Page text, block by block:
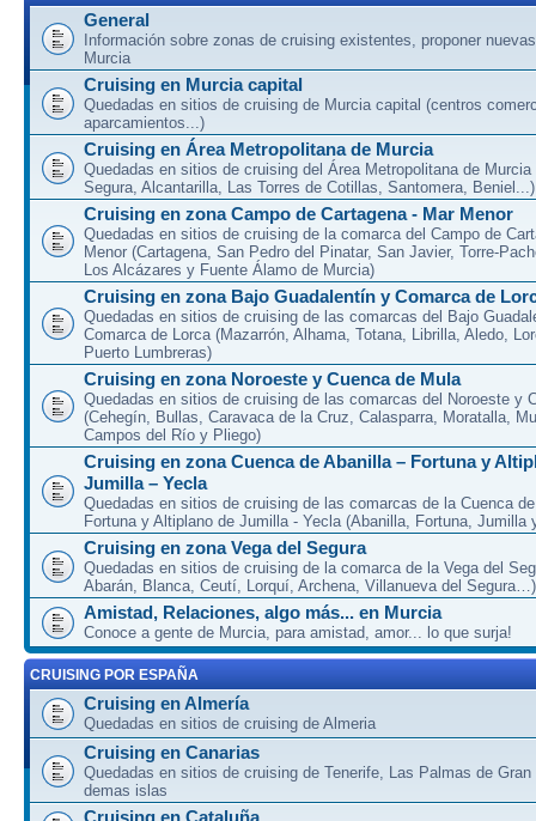
General
Información sobre zonas de cruising existentes, proponer
Murcia
Cruising en Murcia capital
Quedadas en sitios de cruising de Murcia capital (centros
aparcamientos...)
Cruising en Área Metropolitana de Murcia
Quedadas en sitios de cruising del Área Metropolitana de Murcia
Segura, Alcantarilla, Las Torres de Cotillas, Santomera, Beniel...)
Cruising en zona Campo de Cartagena - Mar Menor
Quedadas en sitios de cruising de la comarca del Campo de
Menor (Cartagena, San Pedro del Pinatar, San Javier, Torre-
Los Alcázares y Fuente Álamo de Murcia)
Cruising en zona Bajo Guadalentín y Comarca de
Quedadas en sitios de cruising de las comarcas del Bajo
Comarca de Lorca (Mazarrón, Alhama, Totana, Librilla, Aledo,
Puerto Lumbreras)
Cruising en zona Noroeste y Cuenca de Mula
Quedadas en sitios de cruising de las comarcas del Noroeste y
(Cehegín, Bullas, Caravaca de la Cruz, Calasparra, Moratalla,
Campos del Río y Pliego)
Cruising en zona Cuenca de Abanilla – Fortuna y
Jumilla – Yecla
Quedadas en sitios de cruising de las comarcas de la Cuenca
Fortuna y Altiplano de Jumilla - Yecla (Abanilla, Fortuna, Jumilla
Cruising en zona Vega del Segura
Quedadas en sitios de cruising de la comarca de la Vega del
Abarán, Blanca, Ceutí, Lorquí, Archena, Villanueva del Segura…)
Amistad, Relaciones, algo más... en Murcia
Conoce a gente de Murcia, para amistad, amor... lo que surja!
CRUISING POR ESPAÑA
Cruising en Almería
Quedadas en sitios de cruising de Almeria
Cruising en Canarias
Quedadas en sitios de cruising de Tenerife, Las Palmas de Gran
demas islas
Cruising en Cataluña